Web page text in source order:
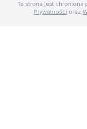
Ta strona jest chroniona
Prywatności oraz